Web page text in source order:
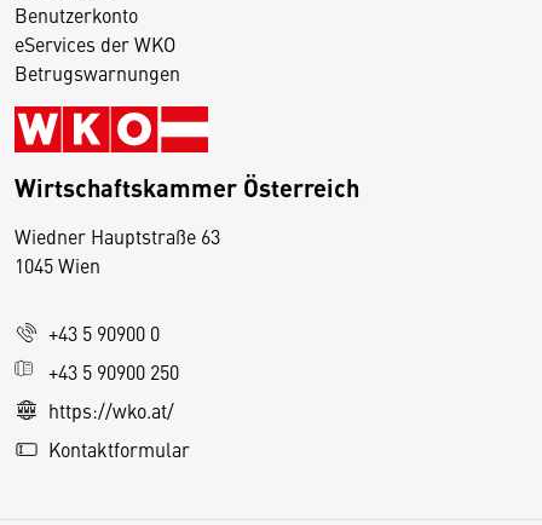
Benutzerkonto
eServices der WKO
Betrugswarnungen
Wirtschaftskammer Österreich
Wiedner Hauptstraße 63
1045 Wien
+43 5 90900 0
+43 5 90900 250
https://wko.at/
Kontaktformular
D
s
e
S
e